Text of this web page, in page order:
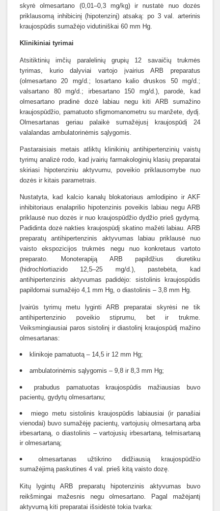
skyrė olmesartano (0,01–0,3 mg/kg) ir nustatė nuo dozės
priklausomą inhibicinį (hipotenzinį) atsaką: po 3 val. arterinis
kraujospūdis sumažėjo vidutiniškai 60 mm Hg.
Klinikiniai tyrimai
Atsitiktinių imčių paralelinių grupių 12 savaičių trukmės
tyrimas, kurio dalyviai vartojo įvairius ARB preparatus
(olmesartano 20 mg/d.; losartano kalio druskos 50 mg/d.;
valsartano 80 mg/d.; irbesartano 150 mg/d.), parodė, kad
olmesartano pradinė dozė labiau negu kiti ARB sumažino
kraujospūdžio, pamatuoto sfigmomanometru su manžete, dydį.
Olmesartanas geriau palaikė sumažėjusį kraujospūdį 24
valalandas ambulatorinėmis sąlygomis.
Pastaraisiais metais atliktų klinikinių antihipertenzinių vaistų
tyrimų analizė rodo, kad įvairių farmakologinių klasių preparatai
skiriasi hipotenziniu aktyvumu, poveikio priklausomybe nuo
dozės ir kitais parametrais.
Nustatyta, kad kalcio kanalų blokatoriaus amlodipino ir AKF
inhibitoriaus enalaprilio hipotenzinis poveikis labiau negu ARB
priklausė nuo dozės ir nuo kraujospūdžio dydžio prieš gydymą.
Padidinta dozė nakties kraujospūdį skatino mažėti labiau. ARB
preparatų antihipertenzinis aktyvumas labiau priklausė nuo
vaisto ekspozicijos trukmės negu nuo konkretaus vartoto
preparato. Monoterapiją ARB papildžius diuretiku
(hidrochlortiazido 12,5–25 mg/d.), pastebėta, kad
antihipertenzinis aktyvumas padidėjo: sistolinis kraujospūdis
papildomai sumažėjo 4,1 mm Hg, o diastolinis – 3,8 mm Hg.
Įvairūs tyrimų metu lyginti ARB preparatai skyrėsi ne tik
antihipertenzinio poveikio stiprumu, bet ir trukme.
Veiksmingiausiai paros sistolinį ir diastolinį kraujospūdį mažino
olmesartanas:
klinikoje pamatuotą – 14,5 ir 12 mm Hg;
ambulatorinėmis sąlygomis – 9,8 ir 8,3 mm Hg;
prabudus pamatuotas kraujospūdis mažiausias buvo
pacientų, gydytų olmesartanu;
miego metu sistolinis kraujospūdis labiausiai (ir panašiai
vienodai) buvo sumažėję pacientų, vartojusių olmesartaną arba
irbesartaną, o diastolinis – vartojusių irbesartaną, telmisartaną
ir olmesartaną;
olmesartanas užtikrino didžiausią kraujospūdžio
sumažėjimą paskutines 4 val. prieš kitą vaisto dozę.
Kitų lygintų ARB preparatų hipotenzinis aktyvumas buvo
reikšmingai mažesnis negu olmesartano. Pagal mažėjantį
aktyvumą kiti preparatai išsidėstė tokia tvarka: